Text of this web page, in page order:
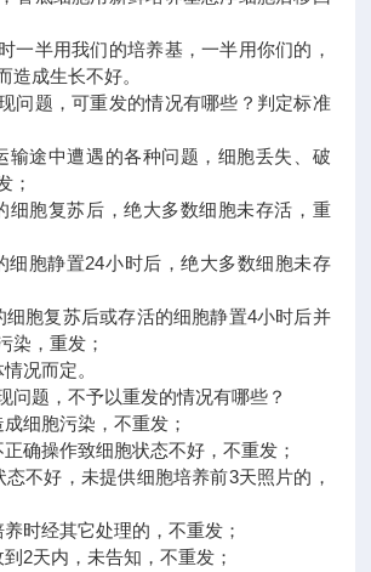
半用我们的培养基，一半用你们的，
造成生长不好。
题，可重发的情况有哪些？判定标准
途中遭遇的各种问题，细胞丢失、破
；
胞复苏后，绝大多数细胞未存活，重
胞静置24小时后，绝大多数细胞未存
胞复苏后或存活的细胞静置4小时后并
染，重发；
况而定。
题，不予以重发的情况有哪些？
胞污染，不重发；
操作致细胞状态不好，不重发；
好，未提供细胞培养前3天照片的，
经其它处理的，不重发；
天内，未告知，不重发；